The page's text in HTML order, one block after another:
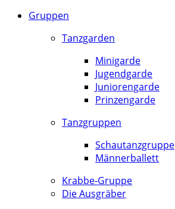
Gruppen
Tanzgarden
Minigarde
Jugendgarde
Juniorengarde
Prinzengarde
Tanzgruppen
Schautanzgruppe
Männerballett
Krabbe-Gruppe
Die Ausgräber